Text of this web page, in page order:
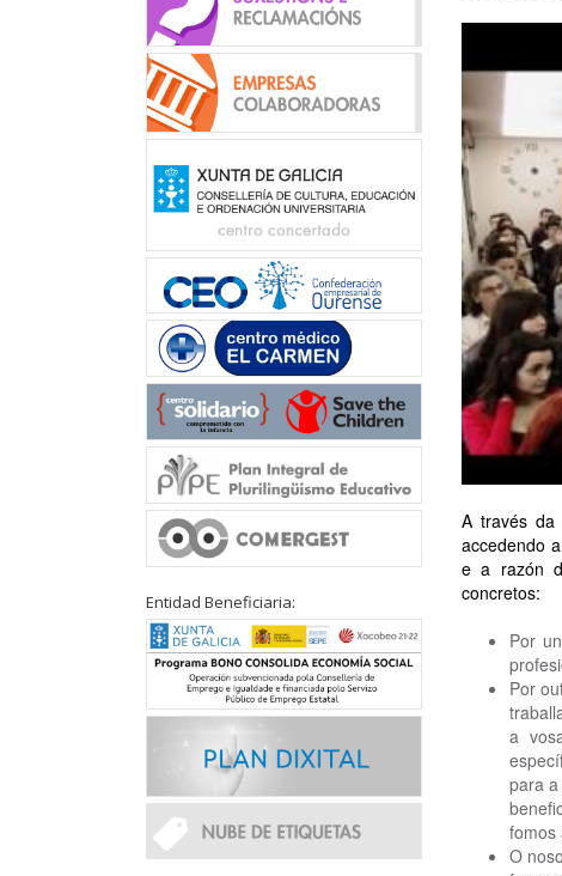
A través da
accedendo
e a razón
concretos:
Por
Por
a
para
fomos
O
Entidad Beneficiaria: